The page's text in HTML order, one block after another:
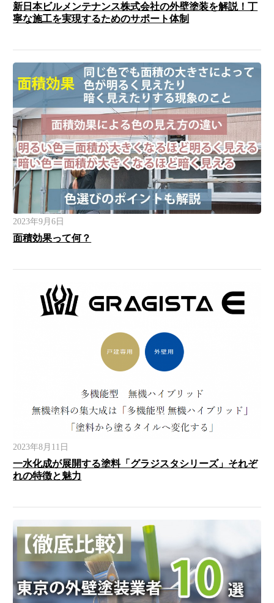
新日本ビルメンテナンス株式会社の外壁塗装を解説！丁
寧な施工を実現するためのサポート体制
2023年9月6日
面積効果って何？
2023年8月11日
一水化成が展開する塗料「グラジスタシリーズ」それぞ
れの特徴と魅力